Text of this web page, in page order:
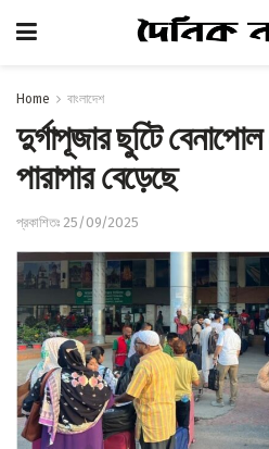
Home বাংলাদেশ
দুর্গাপূজার ছুটিে
পারাপার বেড়েছে
প্রকাশিতঃ 25/09/2025